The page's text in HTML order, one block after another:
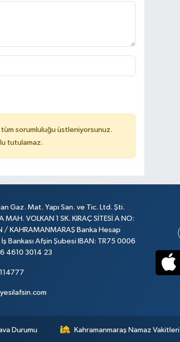
sorumluluğu üstleniyorsunuz.
tutulamaz.
Gaz. Mat. Yapı San. ve Tic. Ltd. Şti.
MAH. VOLKAN 1 SK. KIRAÇ SİTESİ A NO:
/ KAHRAMANMARAŞ Banka Hesap
İş Bankası Afşin Şubesi IBAN: TR75 0006
4610 3014 23
Durumu Kahramanmaraş Namaz Vakitleri